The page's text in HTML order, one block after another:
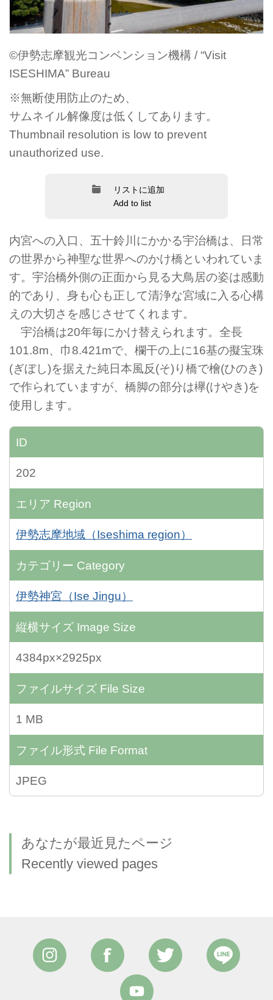
©伊勢志摩観光コンベンション機構 / “Visit
ISESHIMA” Bureau
※無断使用防止のため、
サムネイル解像度は低くしてあります。
Thumbnail resolution is low to prevent
unauthorized use.
リストに追加
Add to list
内宮への入口、五十鈴川にかかる宇治橋は、日常
の世界から神聖な世界へのかけ橋といわれていま
す。宇治橋外側の正面から見る大鳥居の姿は感動
的であり、身も心も正して清浄な宮域に入る心構
えの大切さを感じさせてくれます。
宇治橋は20年毎にかけ替えられます。全長
101.8m、巾8.421mで、欄干の上に16基の擬宝珠
(ぎぼし)を据えた純日本風反(そ)り橋で檜(ひのき)
で作られていますが、橋脚の部分は欅(けやき)を
使用します。
ID
202
エリア Region
伊勢志摩地域（Iseshima region）
カテゴリー Category
伊勢神宮（Ise Jingu）
縦横サイズ Image Size
4384px×2925px
ファイルサイズ File Size
1 MB
ファイル形式 File Format
JPEG
あなたが最近見たページ
Recently viewed pages